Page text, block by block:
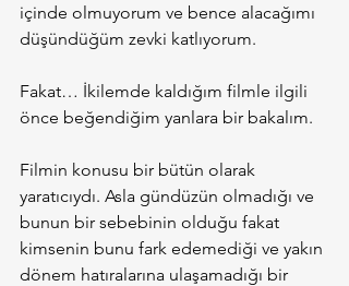
içinde olmuyorum ve bence alacağımı
düşündüğüm zevki katlıyorum.
Fakat… İkilemde kaldığım filmle ilgili
önce beğendiğim yanlara bir bakalım.
Filmin konusu bir bütün olarak
yaratıcıydı. Asla gündüzün olmadığı ve
bunun bir sebebinin olduğu fakat
kimsenin bunu fark edemediği ve yakın
dönem hatıralarına ulaşamadığı bir